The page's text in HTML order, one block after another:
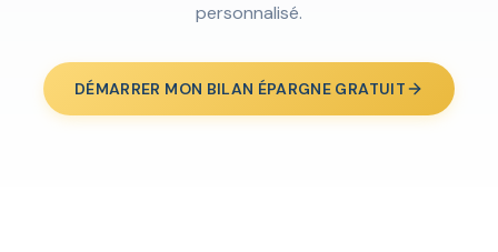
personnalisé.
DÉMARRER MON BILAN ÉPARGNE GRATUIT